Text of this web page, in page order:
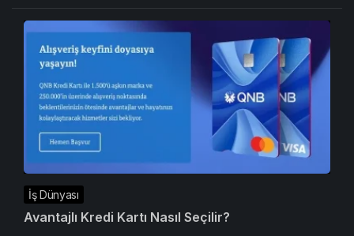
İş Dünyası
Avantajlı Kredi Kartı Nasıl Seçilir?